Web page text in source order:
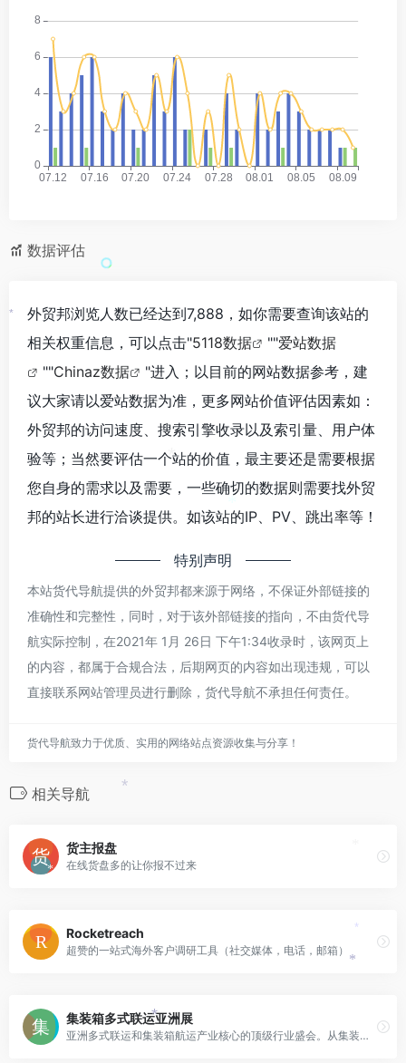
数据评估
外贸邦浏览人数已经达到7,888，如你需要查询该站的
相关权重信息，可以点击"5118数据 ""爱站数据
""Chinaz数据
"进入；以目前的网站数据参考，建
议大家请以爱站数据为准，更多网站价值评估因素如：
外贸邦的访问速度、搜索引擎收录以及索引量、用户体
验等；当然要评估一个站的价值，最主要还是需要根据
您自身的需求以及需要，一些确切的数据则需要找外贸
邦的站长进行洽谈提供。如该站的IP、PV、跳出率等！
特别声明
本站货代导航提供的外贸邦都来源于网络，不保证外部链接的
准确性和完整性，同时，对于该外部链接的指向，不由货代导
航实际控制，在2021年 1月 26日 下午1:34收录时，该网页上
的内容，都属于合规合法，后期网页的内容如出现违规，可以
直接联系网站管理员进行删除，货代导航不承担任何责任。
货代导航致力于优质、实用的网络站点资源收集与分享！
相关导航
货主报盘
在线货盘多的让你报不过来
Rocketreach
超赞的一站式海外客户调研工具（社交媒体，电话，邮箱）
集装箱多式联运亚洲展
亚洲多式联运和集装箱航运产业核心的顶级行业盛会。从集装箱到冷链，从技术到追踪，多式联运的每个领域都在这里精彩呈现。
*
*
*
*